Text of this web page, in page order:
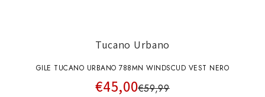
Tucano Urbano
GILE TUCANO URBANO 788MN WINDSCUD VEST NERO
€45,00€59,99